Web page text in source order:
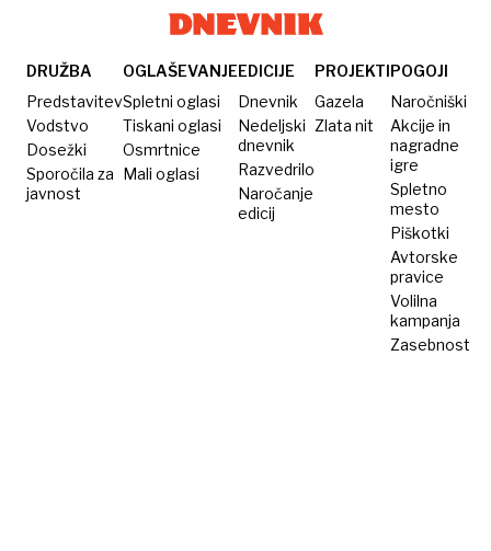
DRUŽBA
Predstavitev
Vodstvo
Dosežki
Sporočila za
javnost
OGLAŠEVANJE
Spletni oglasi
Tiskani oglasi
Osmrtnice
Mali oglasi
EDICIJE
Dnevnik
Nedeljski
dnevnik
Razvedrilo
Naročanje
edicij
PROJEKTI
Gazela
Zlata nit
POGOJI
Naročniški
Akcije in
nagradne
igre
Spletno
mesto
Piškotki
Avtorske
pravice
Volilna
kampanja
Zasebnost